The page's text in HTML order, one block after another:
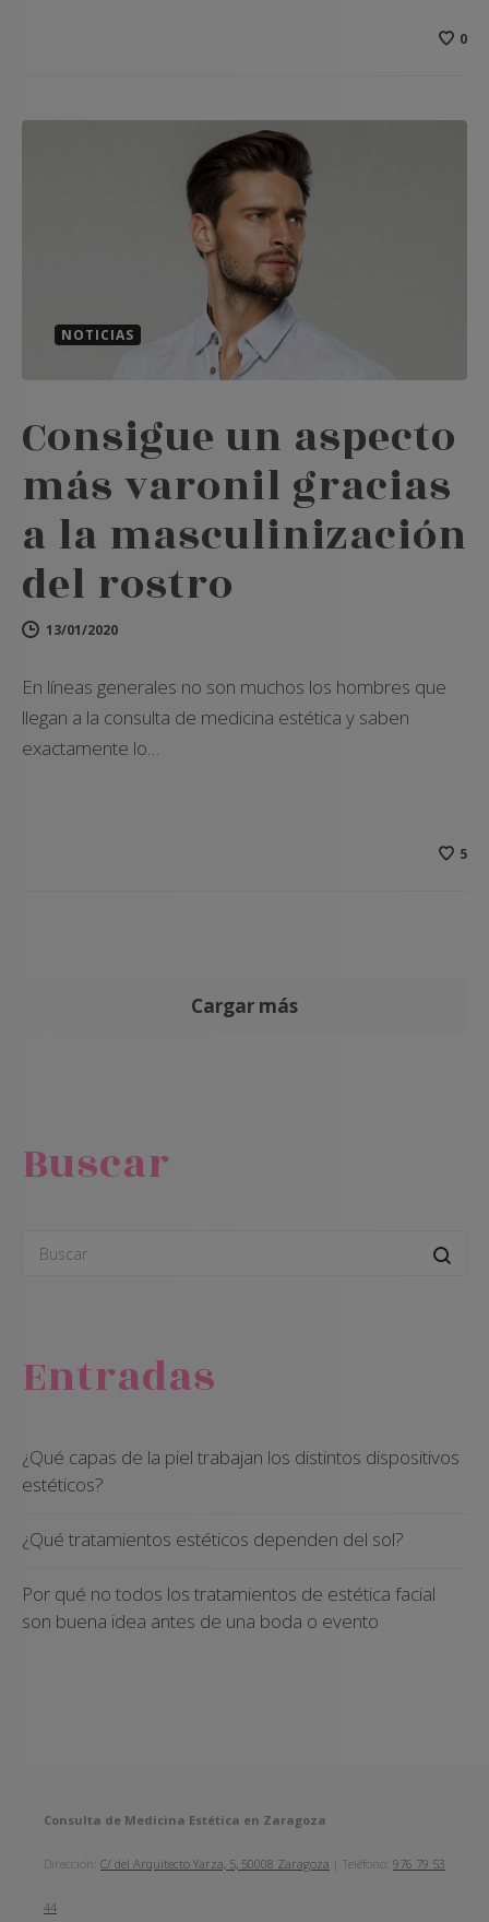
0
NOTICIAS
Consigue un aspecto
más varonil gracias
a la masculinización
del rostro
13/01/2020
En líneas generales no son muchos los hombres que
llegan a la consulta de medicina estética y saben
exactamente lo…
5
Cargar más
Buscar
Entradas
¿Qué capas de la piel trabajan los distintos dispositivos
estéticos?
¿Qué tratamientos estéticos dependen del sol?
Por qué no todos los tratamientos de estética facial
son buena idea antes de una boda o evento
Consulta de Medicina Estética en Zaragoza
Dirección: C/ del Arquitecto Yarza, 5, 50008 Zaragoza | Teléfono: 976 79 53
44